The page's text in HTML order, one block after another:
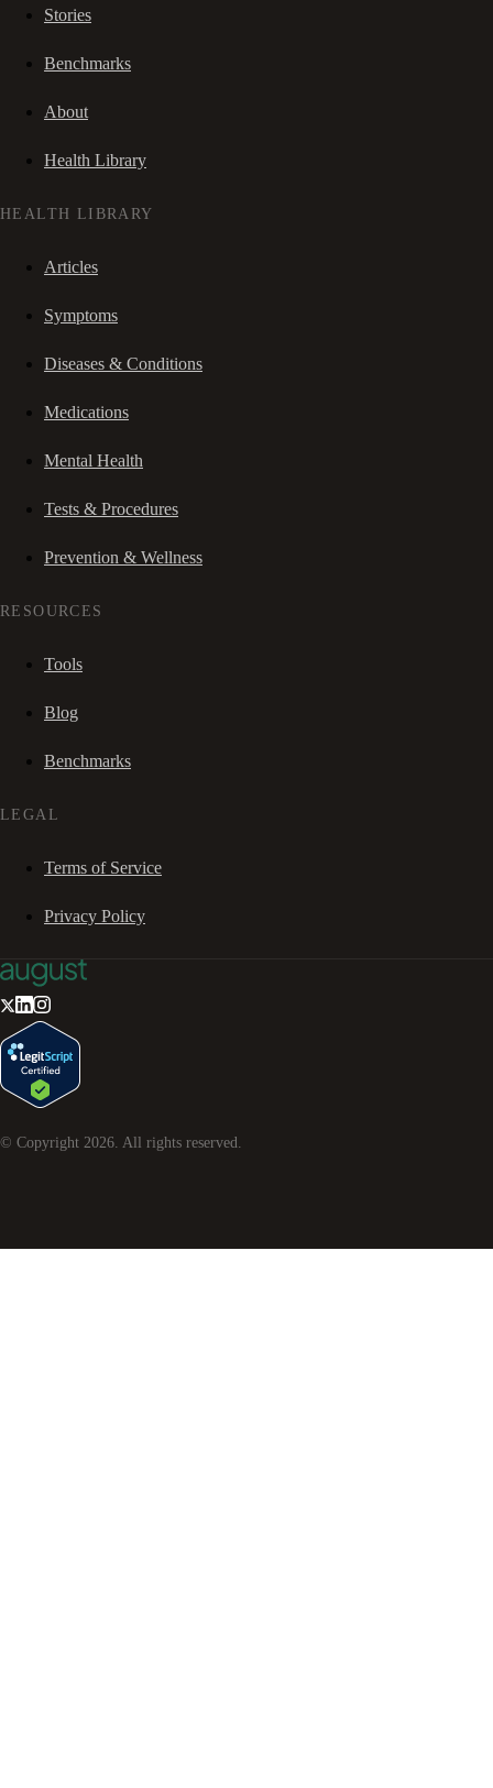
Stories
Benchmarks
About
Health Library
HEALTH LIBRARY
Articles
Symptoms
Diseases & Conditions
Medications
Mental Health
Tests & Procedures
Prevention & Wellness
RESOURCES
Tools
Blog
Benchmarks
LEGAL
Terms of Service
Privacy Policy
© Copyright 2026 . All rights reserved.